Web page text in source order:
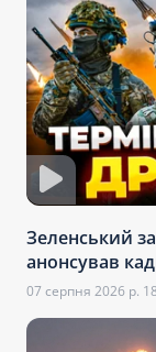
Зеленський
анонсував
07 серпня 2026 р.